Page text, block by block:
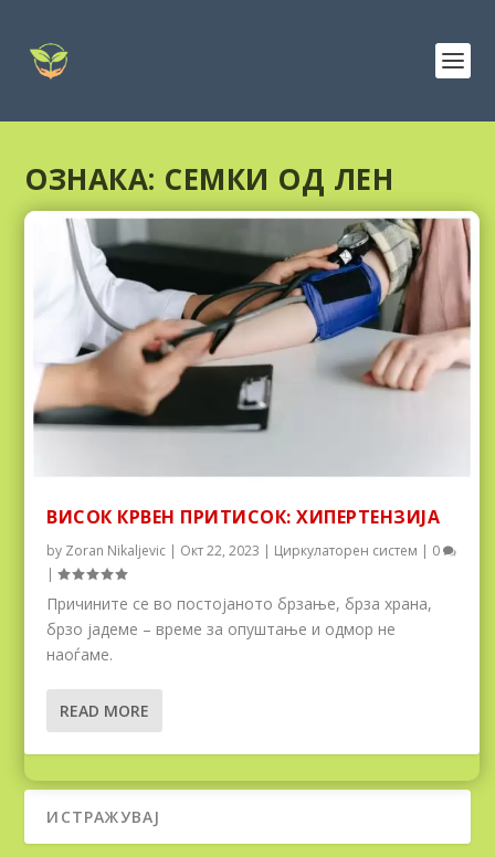
ОЗНАКА: СЕМКИ ОД ЛЕН
ВИСОК КРВЕН ПРИТИСОК: ХИПЕРТЕНЗИЈА
by Zoran Nikaljevic | Окт 22, 2023 | Циркулаторен систем | 0
|
Причините се во постојаното брзање, брза храна,
брзо јадеме – време за опуштање и одмор не
наоѓаме.
READ MORE